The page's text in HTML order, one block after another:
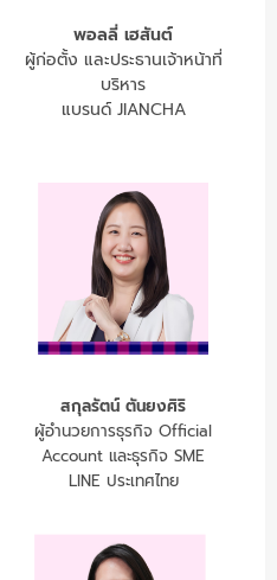
พอลลี่ เฮสันต์
ผู้ก่อตั้ง และประธานเจ้าหน้าที่
บริหาร
แบรนด์ JIANCHA
สกุลรัตน์ ตันยงศิริ
ผู้อำนวยการธุรกิจ Official
Account และธุรกิจ SME
LINE ประเทศไทย